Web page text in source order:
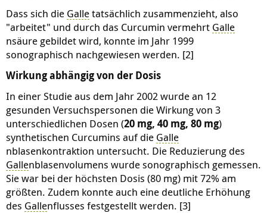
Dass sich die Galletatsächlich zusammenzieht, also
"arbeitet" und durch das Curcumin vermehrt Galle
nsäure gebildet wird, konnte im Jahr 1999
sonographisch nachgewiesen werden. [2]
Wirkung abhängig von der Dosis
In einer Studie aus dem Jahr 2002 wurde an 12
gesunden Versuchspersonen die Wirkung von 3
unterschiedlichen Dosen (20 mg, 40 mg, 80 mg)
synthetischen Curcumins auf die Galle
nblasenkontraktion untersucht. Die Reduzierung des
Gallenblasenvolumens wurde sonographisch gemessen.
Sie war bei der höchsten Dosis (80 mg) mit 72% am
größten. Zudem konnte auch eine deutliche Erhöhung
des Gallenflusses festgestellt werden. [3]